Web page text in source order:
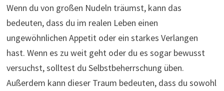
Wenn du von großen Nudeln träumst, kann das
bedeuten, dass du im realen Leben einen
ungewöhnlichen Appetit oder ein starkes Verlangen
hast. Wenn es zu weit geht oder du es sogar bewusst
versuchst, solltest du Selbstbeherrschung üben.
Außerdem kann dieser Traum bedeuten, dass du sowohl